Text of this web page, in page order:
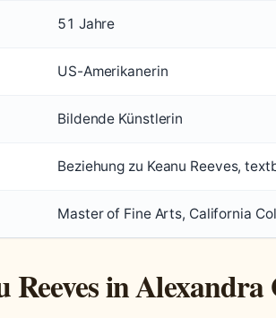
51 Jahre
US-Amerikanerin
Bildende Künstlerin
Beziehung zu Keanu Reeves,
Master of Fine Arts, California
Reeves in